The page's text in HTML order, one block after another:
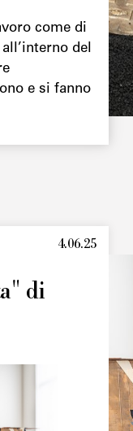
come di
del
e si fanno
4.06.25
di